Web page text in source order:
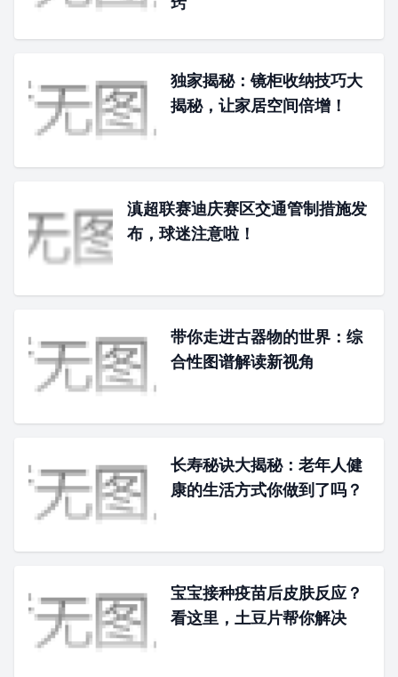
独家揭秘：镜柜收纳技巧大
揭秘，让家居空间倍增！
滇超联赛迪庆赛区交通管制措施发
布，球迷注意啦！
带你走进古器物的世界：综
合性图谱解读新视角
长寿秘诀大揭秘：老年人健
康的生活方式你做到了吗？
宝宝接种疫苗后皮肤反应？
看这里，土豆片帮你解决